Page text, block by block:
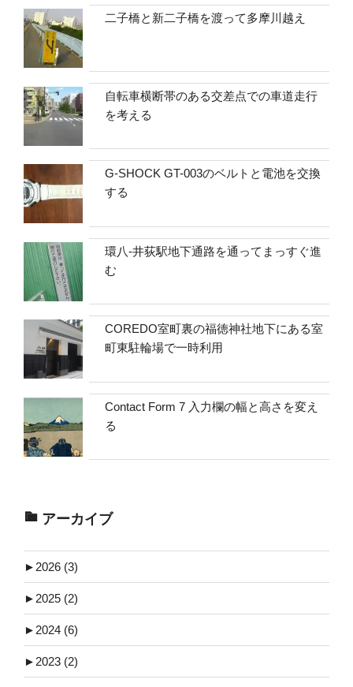
二子橋と新二子橋を渡って多摩川越え
自転車横断帯のある交差点での車道走行
を考える
G-SHOCK GT-003のベルトと電池を交換
する
環八-井荻駅地下通路を通ってまっすぐ進
む
COREDO室町裏の福徳神社地下にある室
町東駐輪場で一時利用
Contact Form 7 入力欄の幅と高さを変え
る
アーカイブ
► 2026 (3)
► 2025 (2)
► 2024 (6)
► 2023 (2)